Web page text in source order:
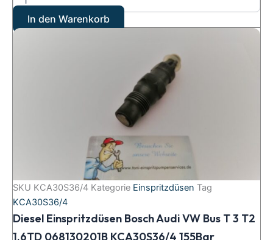
In den Warenkorb
SKU KCA30S36/4 Kategorie Einspritzdüsen Tag
KCA30S36/4
Diesel Einspritzdüsen Bosch Audi VW Bus T 3 T2
1.6TD 068130201B KCA30S36/4 155Bar